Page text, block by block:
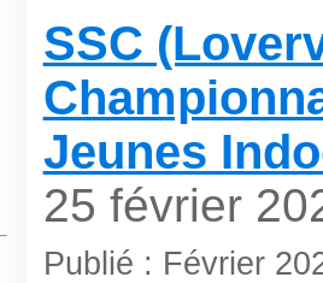
SSC
Jeunes
25 février
Publié : Février